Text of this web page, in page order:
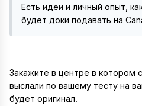
Есть идеи и личный опыт,
будет доки подавать на
Закажите в центре в котором
выслали по вашему тесту на
будет оригинал.